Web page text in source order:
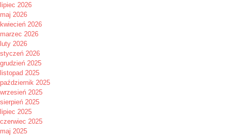
lipiec 2026
maj 2026
kwiecień 2026
marzec 2026
luty 2026
styczeń 2026
grudzień 2025
listopad 2025
październik 2025
wrzesień 2025
sierpień 2025
lipiec 2025
czerwiec 2025
maj 2025